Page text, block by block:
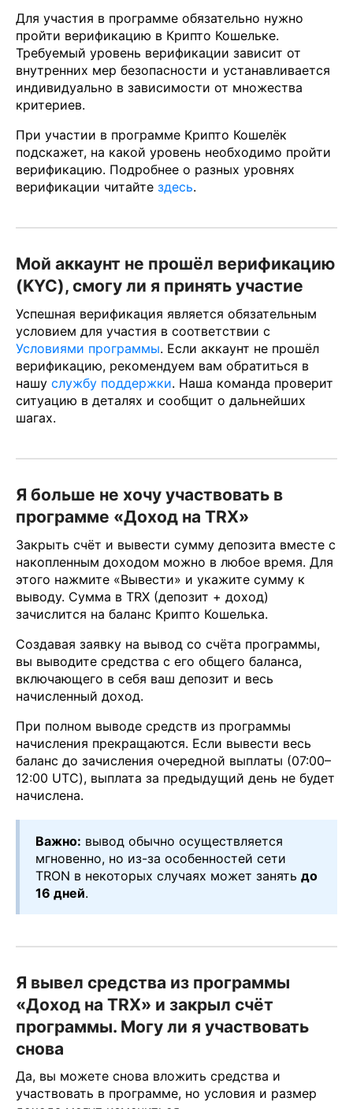
Для участия в программе обязательно нужно
пройти верификацию в Крипто Кошельке.
Требуемый уровень верификации зависит от
внутренних мер безопасности и устанавливается
индивидуально в зависимости от множества
критериев.
При участии в программе Крипто Кошелёк
подскажет, на какой уровень необходимо пройти
верификацию. Подробнее о разных уровнях
верификации читайте здесь.
Мой аккаунт не прошёл верификацию
(KYC), смогу ли я принять участие
Успешная верификация является обязательным
условием для участия в соответствии с
Условиями программы. Если аккаунт не прошёл
верификацию, рекомендуем вам обратиться в
нашу службу поддержки. Наша команда проверит
ситуацию в деталях и сообщит о дальнейших
шагах.
Я больше не хочу участвовать в
программе «Доход на TRX»
Закрыть счёт и вывести сумму депозита вместе с
накопленным доходом можно в любое время. Для
этого нажмите «Вывести» и укажите сумму к
выводу. Сумма в TRX (депозит + доход)
зачислится на баланс Крипто Кошелька.
Cоздавая заявку на вывод со счёта программы,
вы выводите средства с его общего баланса,
включающего в себя ваш депозит и весь
начисленный доход.
При полном выводе средств из программы
начисления прекращаются. Если вывести весь
баланс до зачисления очередной выплаты (07:00–
12:00 UTC), выплата за предыдущий день не будет
начислена.
Важно: вывод обычно осуществляется
мгновенно, но из-за особенностей сети
TRON в некоторых случаях может занять до
16 дней.
Я вывел средства из программы
«Доход на TRX» и закрыл счёт
программы. Могу ли я участвовать
снова
Да, вы можете снова вложить средства и
участвовать в программе, но условия и размер